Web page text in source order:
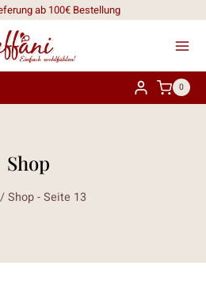
ab 100€ Bestellung
0
Shop
/ Shop- Seite 13